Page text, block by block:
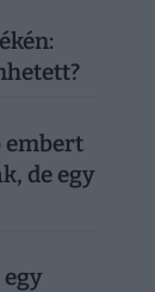
embert
de egy